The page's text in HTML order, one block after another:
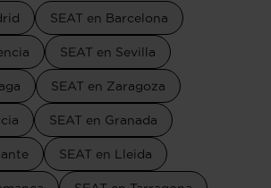
SEAT en Barcelona
SEAT en Sevilla
SEAT en Zaragoza
SEAT en Granada
SEAT en Lleida